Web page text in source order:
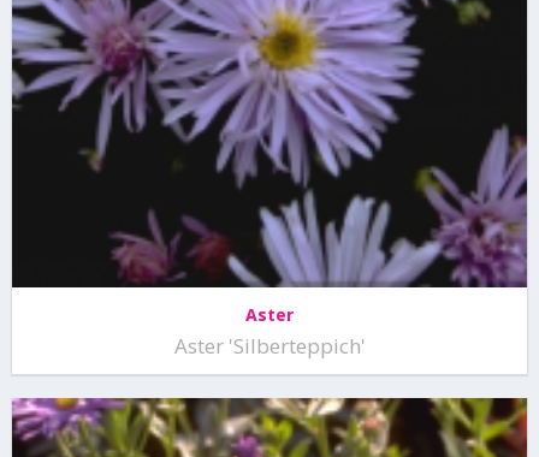
Aster
Aster 'Silberteppich'